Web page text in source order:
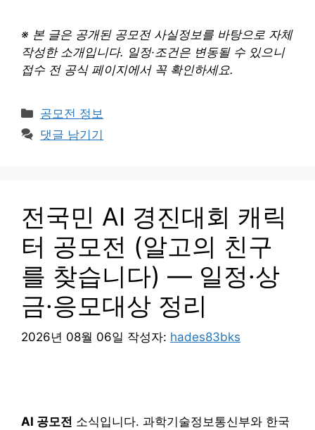
※ 본 글은 공개된 공모전 사실정보를 바탕으로 자체
작성한 소개입니다. 일정·조건은 변동될 수 있으니
접수 전 공식 페이지에서 꼭 확인하세요.
카
테
공모전 정보
댓글 남기기
전국민 AI 경진대회 캐릭
터 공모전 (알고의 친구
를 찾습니다) — 일정·상
금·응모대상 정리
2026년 08월 06일 작성자: hades83bks
AI 공모전 소식입니다. 과학기술정보통신부와 한국